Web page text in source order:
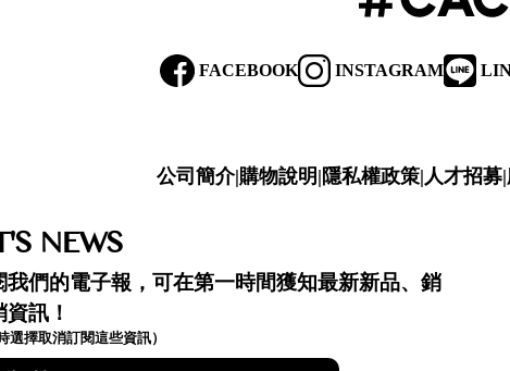
FACEBOOK INSTAGRAM
公司簡介|購物說明 |隱私權政策|人才招募|
NEWS
我們的電子報，可在第一時間獲知最新新品、銷
訊！
選擇取消訂閱這些資訊）